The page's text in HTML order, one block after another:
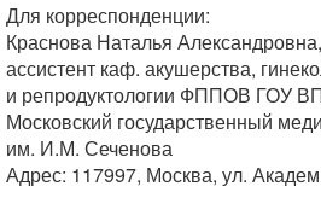
Для корреспонденции:
Краснова Наталья
ассистент каф. акушерства,
и репродуктологии ФППОВ ГОУ
Московский государственный
им. И.М. Сеченова
Адрес: 117997, Москва, ул.